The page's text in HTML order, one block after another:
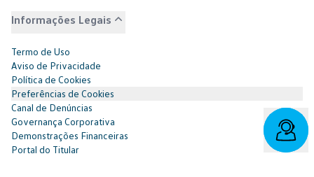
Informações Legais
Termo de Uso
Aviso de Privacidade
Política de Cookies
Preferências de Cookies
Canal de Denúncias
Governança Corporativa
Demonstrações Financeiras
Portal do Titular